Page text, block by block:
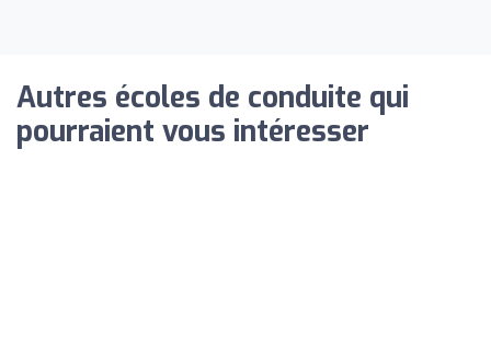
Autres écoles de conduite qui
pourraient vous intéresser